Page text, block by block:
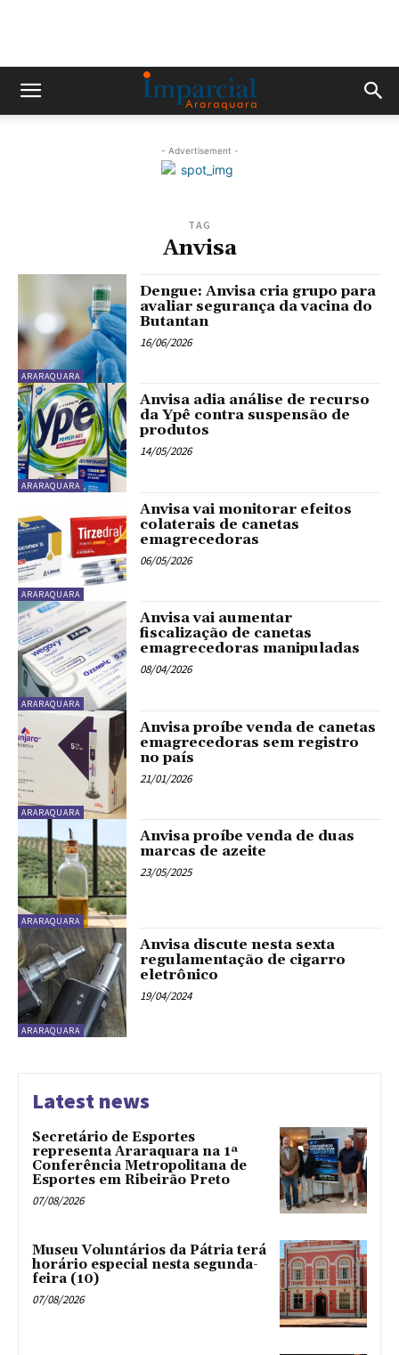
- Advertisement -
TAG
Anvisa
ARARAQUARA
Dengue: Anvisa cria grupo para
avaliar segurança da vacina do
Butantan
16/06/2026
ARARAQUARA
Anvisa adia análise de recurso
da Ypê contra suspensão de
produtos
14/05/2026
ARARAQUARA
Anvisa vai monitorar efeitos
colaterais de canetas
emagrecedoras
06/05/2026
ARARAQUARA
Anvisa vai aumentar
fiscalização de canetas
emagrecedoras manipuladas
08/04/2026
ARARAQUARA
Anvisa proíbe venda de canetas
emagrecedoras sem registro
no país
21/01/2026
ARARAQUARA
Anvisa proíbe venda de duas
marcas de azeite
23/05/2025
ARARAQUARA
Anvisa discute nesta sexta
regulamentação de cigarro
eletrônico
19/04/2024
Latest news
Secretário de Esportes
representa Araraquara na 1ª
Conferência Metropolitana de
Esportes em Ribeirão Preto
07/08/2026
Museu Voluntários da Pátria terá
horário especial nesta segunda-
feira (10)
07/08/2026